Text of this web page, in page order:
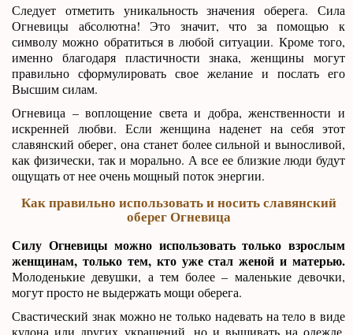
Следует отметить уникальность значения оберега. Сила
Огневицы абсолютна! Это значит, что за помощью к
символу можно обратиться в любой ситуации. Кроме того,
именно благодаря пластичности знака, женщины могут
правильно сформулировать свое желание и послать его
Высшим силам.
Огневица – воплощение света и добра, женственности и
искренней любви. Если женщина наденет на себя этот
славянский оберег, она станет более сильной и выносливой,
как физически, так и морально. А все ее близкие люди будут
ощущать от нее очень мощный поток энергии.
Как правильно использовать и носить славянский
оберег Огневица
Силу Огневицы можно использовать только взрослым
женщинам, только тем, кто уже стал женой и матерью.
Молоденькие девушки, а тем более – маленькие девочки,
могут просто не выдержать мощи оберега.
Свастический знак можно не только надевать на тело в виде
кулона или других украшений, но и вышивать на одежде.